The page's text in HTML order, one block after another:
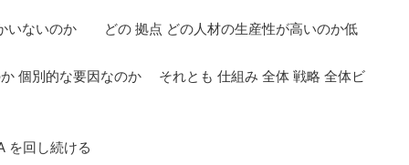
いないのか どの 拠点 どの人材の生産性が高いのか低
個別的な要因なのか それとも 仕組み 全体 戦略 全体ビ
を回し続ける